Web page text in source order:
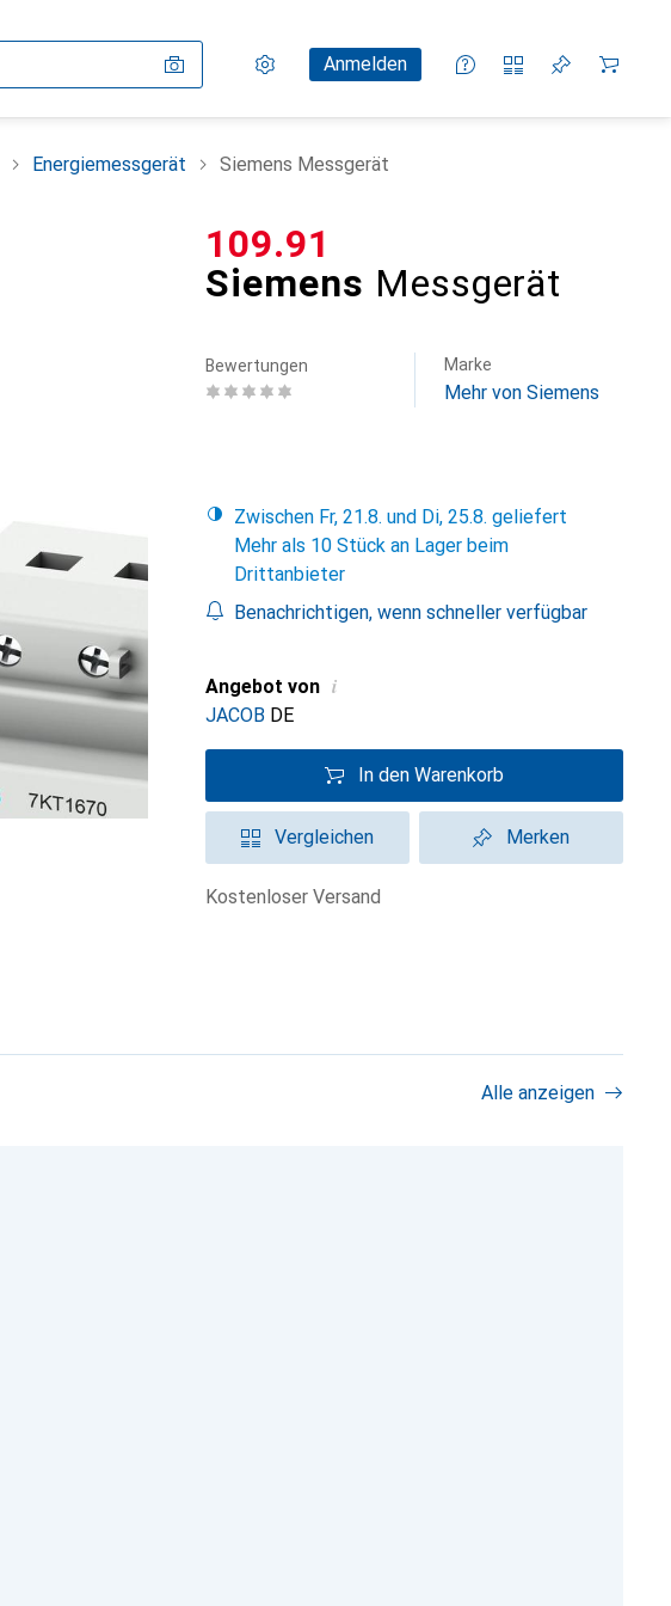
Einstellungen
KundenkontoAnmelden
Vergleichslisten
Merklisten
Warenkorb
Energiemessgerät Siemens Messgerät
Siemens Messgerät
CHF
109.91
Bewertungen Marke
Mehr von Siemens
Zwischen Fr, 21.8. und Di, 25.8. geliefert
Mehr als 10 Stück an Lager beim
Drittanbieter
Benachrichtigen, wenn schneller verfügbar
Angebot von i
JACOB DE
In den Warenkorb
Vergleichen Merken
kostenloser Versand
Alle anzeigen